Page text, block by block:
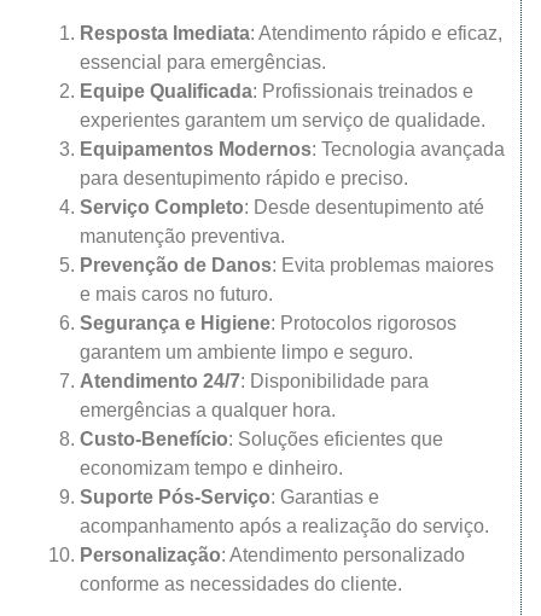
Resposta Imediata: Atendimento rápido e eficaz,
essencial para emergências.
Equipe Qualificada: Profissionais treinados e
experientes garantem um serviço de qualidade.
Equipamentos Modernos: Tecnologia avançada
para desentupimento rápido e preciso.
Serviço Completo: Desde desentupimento até
manutenção preventiva.
Prevenção de Danos: Evita problemas maiores
e mais caros no futuro.
Segurança e Higiene: Protocolos rigorosos
garantem um ambiente limpo e seguro.
Atendimento 24/7: Disponibilidade para
emergências a qualquer hora.
Custo-Benefício: Soluções eficientes que
economizam tempo e dinheiro.
Suporte Pós-Serviço: Garantias e
acompanhamento após a realização do serviço.
Personalização: Atendimento personalizado
conforme as necessidades do cliente.